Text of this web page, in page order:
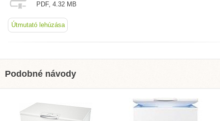
PDF, 4.32 MB
Útmutató lehúzása
Podobné návody